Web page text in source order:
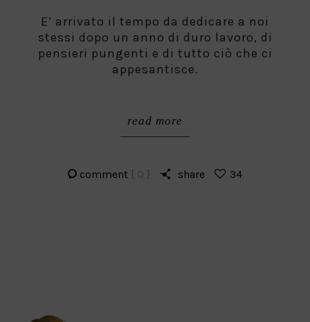
E’ arrivato il tempo da dedicare a noi
stessi dopo un anno di duro lavoro, di
pensieri pungenti e di tutto ciò che ci
appesantisce.
read more
comment [ 0 ] share 34